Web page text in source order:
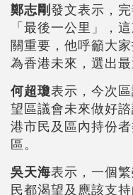
鄭志剛發文表示，
「最後一公里」，
關重要，他呼籲大
為香港未來，選出最
何超瓊表示，今次
望區議會未來做好
港市民及區內持份
區。
吳天海表示，一個
民都渴望及應該支